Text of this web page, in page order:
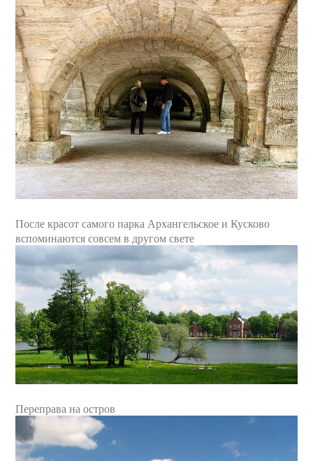
После красот самого парка Архангельское и Кусково
вспоминаются совсем в другом свете
Переправа на остров